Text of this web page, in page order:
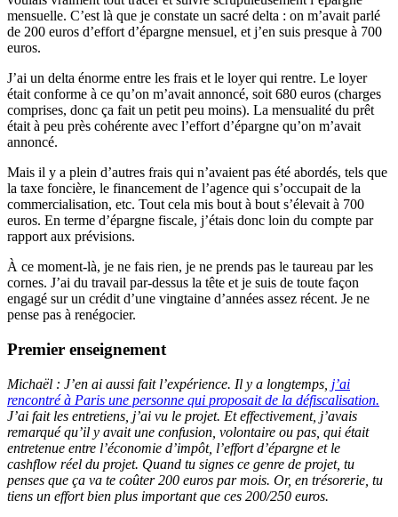
mensuelle. C’est là que je constate un sacré delta : on m’avait parlé
de 200 euros d’effort d’épargne mensuel, et j’en suis presque à 700
euros.
J’ai un delta énorme entre les frais et le loyer qui rentre. Le loyer
était conforme à ce qu’on m’avait annoncé, soit 680 euros (charges
comprises, donc ça fait un petit peu moins). La mensualité du prêt
était à peu près cohérente avec l’effort d’épargne qu’on m’avait
annoncé.
Mais il y a plein d’autres frais qui n’avaient pas été abordés, tels que
la taxe foncière, le financement de l’agence qui s’occupait de la
commercialisation, etc. Tout cela mis bout à bout s’élevait à 700
euros. En terme d’épargne fiscale, j’étais donc loin du compte par
rapport aux prévisions.
À ce moment-là, je ne fais rien, je ne prends pas le taureau par les
cornes. J’ai du travail par-dessus la tête et je suis de toute façon
engagé sur un crédit d’une vingtaine d’années assez récent. Je ne
pense pas à renégocier.
Premier enseignement
Michaël : J’en ai aussi fait l’expérience. Il y a longtemps, j’ai
rencontré à Paris une personne qui proposait de la défiscalisation.
J’ai fait les entretiens, j’ai vu le projet. Et effectivement, j’avais
remarqué qu’il y avait une confusion, volontaire ou pas, qui était
entretenue entre l’économie d’impôt, l’effort d’épargne et le
cashflow réel du projet. Quand tu signes ce genre de projet, tu
penses que ça va te coûter 200 euros par mois. Or, en trésorerie, tu
tiens un effort bien plus important que ces 200/250 euros.